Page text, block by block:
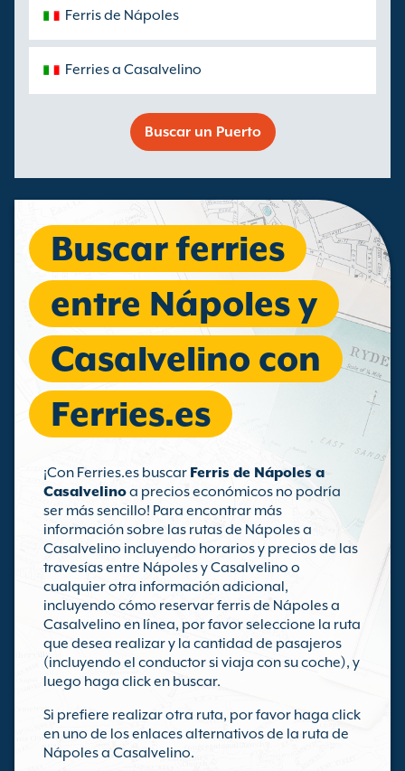
Ferris de Nápoles
Ferries a Casalvelino
Buscar un Puerto
Buscar ferries
entre Nápoles y
Casalvelino con
Ferries.es
¡Con Ferries.es buscar Ferris de Nápoles a
Casalvelinoa precios económicos no podría
ser más sencillo! Para encontrar más
información sobre las rutas de Nápoles a
Casalvelino incluyendo horarios y precios de las
travesías entre Nápoles y Casalvelino o
cualquier otra información adicional,
incluyendo cómo reservar ferris de Nápoles a
Casalvelino en línea, por favor seleccione la ruta
que desea realizar y la cantidad de pasajeros
(incluyendo el conductor si viaja con su coche), y
luego haga click en buscar.
Si prefiere realizar otra ruta, por favor haga click
en uno de los enlaces alternativos de la ruta de
Nápoles a Casalvelino.